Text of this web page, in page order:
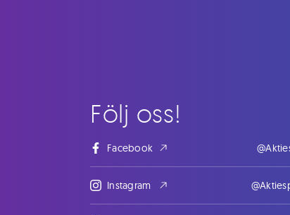
Följ oss!
Facebook
Instagram